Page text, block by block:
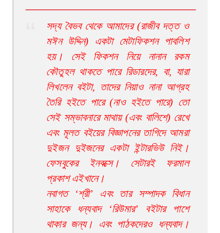
সদ্য বৈভব থেকে আমাদের (রাজীব দত্ত ও
মঈন উদ্দিন) একটা মেটাফিকশন পাবলিশ
হয়। সেই ফিকশন নিয়ে নানান রকম
কৌতুহল থাকতে পারে রিডারদের, বা, যারা
লিখলেন বইটা, তাদের নিয়াও নানা আগ্রহ
তৈরি হইতে পারে (নাও হইতে পারে) তো
সেই সম্ভাবনারে মাথায় (এবং বালিশে) রেখে
এবং মূলত বইয়ের বিজ্ঞাপনের তাগিদে আমরা
দুইজন দুইজনের একটা ইন্টারভিউ নিই।
ফেসবুকের ইনবক্সে। সেটারই ফরমাল
প্রকাশ এইখানে।
নবাগত ‘শ্রী’ এবং তার সম্পাদক বিধান
সাহাকে ধন্যবাদ ‘রিউমার’ বইটার পাশে
থাকার জন্য। এবং পাঠকদেরও ধন্যবাদ।